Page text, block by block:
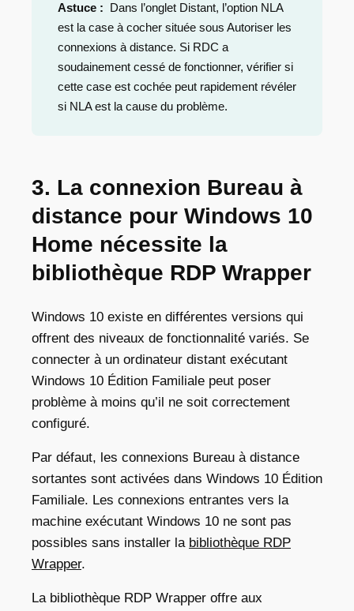
Astuce : Dans l’onglet Distant, l’option NLA
est la case à cocher située sous Autoriser les
connexions à distance. Si RDC a
soudainement cessé de fonctionner, vérifier si
cette case est cochée peut rapidement révéler
si NLA est la cause du problème.
3. La connexion Bureau à
distance pour Windows 10
Home nécessite la
bibliothèque RDP Wrapper
Windows 10 existe en différentes versions qui
offrent des niveaux de fonctionnalité variés. Se
connecter à un ordinateur distant exécutant
Windows 10 Édition Familiale peut poser
problème à moins qu’il ne soit correctement
configuré.
Par défaut, les connexions Bureau à distance
sortantes sont activées dans Windows 10 Édition
Familiale. Les connexions entrantes vers la
machine exécutant Windows 10 ne sont pas
possibles sans installer la bibliothèque RDP
Wrapper.
La bibliothèque RDP Wrapper offre aux